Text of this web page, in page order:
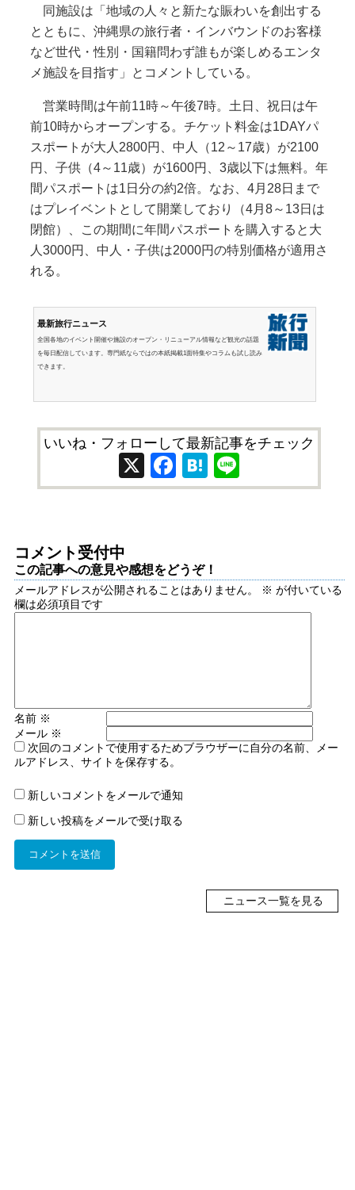
同施設は「地域の人々と新たな賑わいを創出する
とともに、沖縄県の旅行者・インバウンドのお客様
など世代・性別・国籍問わず誰もが楽しめるエンタ
メ施設を目指す」とコメントしている。
営業時間は午前11時～午後7時。土日、祝日は午
前10時からオープンする。チケット料金は1DAYパ
スポートが大人2800円、中人（12～17歳）が2100
円、子供（4～11歳）が1600円、3歳以下は無料。年
間パスポートは1日分の約2倍。なお、4月28日まで
はプレイベントとして開業しており（4月8～13日は
閉館）、この期間に年間パスポートを購入すると大
人3000円、中人・子供は2000円の特別価格が適用さ
れる。
最新旅行ニュース
全国各地のイベント開催や施設のオープン・リニューアル情報など観光の話題
を毎日配信しています。専門紙ならではの本紙掲載1面特集やコラムも試し読み
できます。
いいね・フォローして最新記事をチェック
X Facebook
Hatena
コメント受付中
この記事への意見や感想をどうぞ！
メールアドレスが公開されることはありません。 ※ が付いている
欄は必須項目です
名前 ※
メール ※
次回のコメントで使用するためブラウザーに自分の名前、メー
ルアドレス、サイトを保存する。
新しいコメントをメールで通知
新しい投稿をメールで受け取る
ニュース一覧を見る